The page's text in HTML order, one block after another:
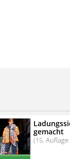
gemacht
(15. Auflage